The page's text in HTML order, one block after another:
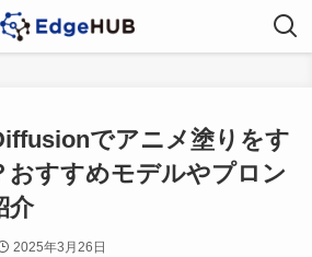
でアニメ塗りをす
おすすめモデルやプロン
介
2025年3月26日